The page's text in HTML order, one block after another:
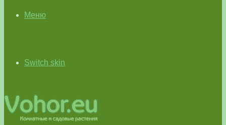
Меню
Switch skin